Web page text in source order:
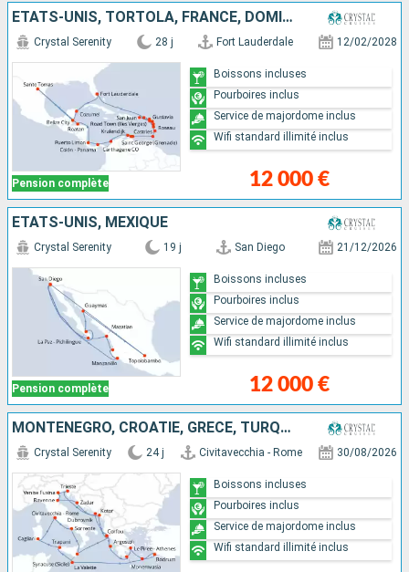
ÉTATS-UNIS, TORTOLA, FRANCE, DOMINIQUE, PORTO RICO, ANTIGUA-ET-BARBUDA, GUADELOUPE, SAINTE-LUCIE, GRENADE, BONAIRE, ARUBA, COLOMBIE, PANAMA, COSTA RICA, HONDURAS, SAINT-THOMAS, BELIZE, MEXIQUE
Pension complète
Crystal Serenity 28 j Fort Lauderdale 12/02/2028
12 000 €
Boissons incluses
Pourboires inclus
Service de majordome inclus
Wifi standard illimité inclus
ÉTATS-UNIS, MEXIQUE
Pension complète
Crystal Serenity 19 j San Diego 21/12/2026
12 000 €
Boissons incluses
Pourboires inclus
Service de majordome inclus
Wifi standard illimité inclus
MONTÉNÉGRO, CROATIE, GRÈCE, TURQUIE, MALTE, ITALIE
Crystal Serenity 24 j Civitavecchia - Rome 30/08/2026
Boissons incluses
Pourboires inclus
Service de majordome inclus
Wifi standard illimité inclus